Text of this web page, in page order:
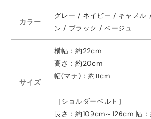
カラー
グレー / ネイビー / キャメル
ン / ブラック / ベージュ
サイズ
横幅：約22cm
高さ：約20cm
幅(マチ)：約11cm
［ショルダーベルト］
長さ：約109cm～126cm 幅